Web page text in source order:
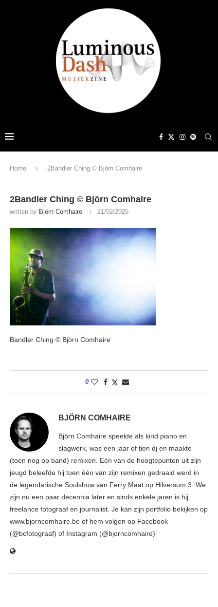
Home 2Bandler Ching © Björn Comhaire
2Bandler Ching © Björn Comhaire
written by Björn Comhaire 21/02/2025
Bandler Ching © Björn Comhaire
0
BJÖRN COMHAIRE
Björn Comhaire speelde als kind piano en
slagwerk, was een jaar of tien dj en maakte
(toen nog op band) remixen. Eén van de hoogtepunten uit zijn
jeugd beleefde hij toen één van zijn remixen gedraaid werd in
de legendarische Soulshow van Ferry Maat op Hilversum 3. We
zijn nu een paar decennia later en sinds enkele jaren is hij
freelance fotograaf en journalist. Je kan zijn portfolio bekijken op
www.bjorncomhaire.be of hem volgen op Facebook
(@bcfotograaf) of Instagram (@bjorncomhaire)